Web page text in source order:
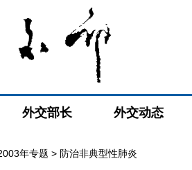
外交部长 外交动态
年专题 > 防治非典型性肺炎